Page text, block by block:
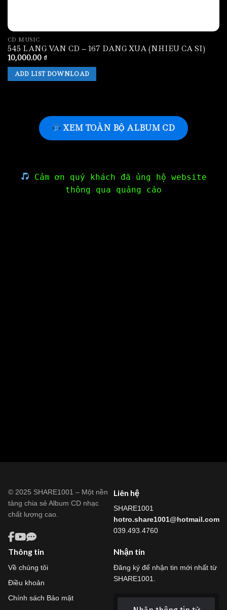
CD MUSIC
545 LANG VAN CD – 167 DANG XUA (NHIEU CA SI)
10,000.00 ₫
ADD LIST DOWNLOAD
XEM TOÀN BỘ ALBUM CD
Cảm ơn quý khách đã ủng hộ website
thông qua quảng cáo
© 2025 SHARE1001 – Một nền
tảng chia sẻ Album CD nhạc
chất lượng cao.
Liên hệ
SHARE1001
hotro.share1001@hotmail.com
039.493.4760
Thông tin
Về chúng tôi
Điều khoản
Chính sách Bảo mật
Nhận tin
Đăng ký để nhận tin mới nhất từ
SHARE1001.